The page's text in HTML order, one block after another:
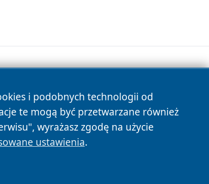
i podobnych technologii od
te mogą być przetwarzane również
wyrażasz zgodę na użycie
ustawienia.